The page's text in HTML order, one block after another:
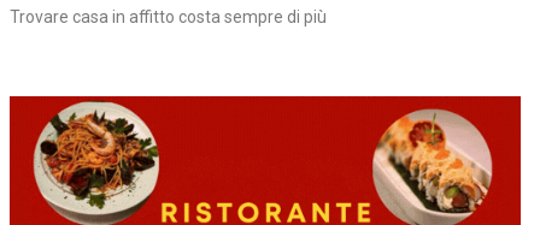
Trovare casa in affitto costa sempre di più